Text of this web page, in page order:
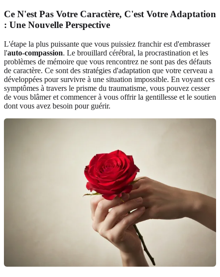
Ce N'est Pas Votre Caractère, C'est Votre Adaptation
: Une Nouvelle Perspective
L'étape la plus puissante que vous puissiez franchir est d'embrasser
l'auto-compassion. Le brouillard cérébral, la procrastination et les
problèmes de mémoire que vous rencontrez ne sont pas des défauts
de caractère. Ce sont des stratégies d'adaptation que votre cerveau a
développées pour survivre à une situation impossible. En voyant ces
symptômes à travers le prisme du traumatisme, vous pouvez cesser
de vous blâmer et commencer à vous offrir la gentillesse et le soutien
dont vous avez besoin pour guérir.